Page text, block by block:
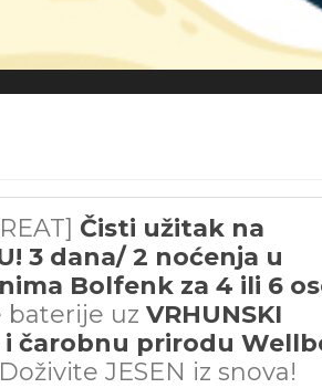
Čisti užitak na
3 dana/ 2 noćenja u
Bolfenk za 4 ili 6
baterije uz VRHUNSKI
i čarobnu prirodu
JESEN iz snova!